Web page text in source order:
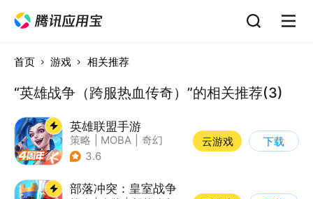
首页 游戏 相关推荐
“英雄战争（跨服热血传奇）”的相关推荐(3)
英雄联盟手游
策略 MOBA
奇幻
| 英雄联盟
3.6
云游戏 下载
部落冲突：皇室战争